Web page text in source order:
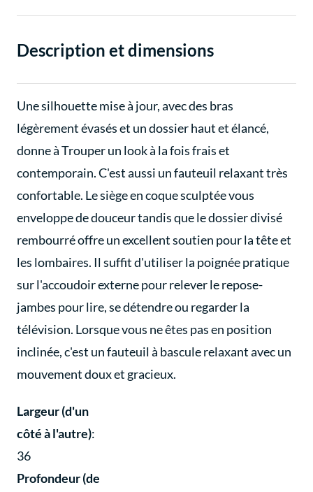
Description et dimensions
Une silhouette mise à jour, avec des bras
légèrement évasés et un dossier haut et élancé,
donne à Trouper un look à la fois frais et
contemporain. C'est aussi un fauteuil relaxant très
confortable. Le siège en coque sculptée vous
enveloppe de douceur tandis que le dossier divisé
rembourré offre un excellent soutien pour la tête et
les lombaires. Il suffit d'utiliser la poignée pratique
sur l'accoudoir externe pour relever le repose-
jambes pour lire, se détendre ou regarder la
télévision. Lorsque vous ne êtes pas en position
inclinée, c'est un fauteuil à bascule relaxant avec un
mouvement doux et gracieux.
Largeur (d'un
côté à l'autre):
36
Profondeur (de